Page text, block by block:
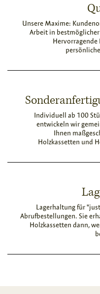
Unsere Maxime:
Arbeit in
Hervorragende
Individuell ab 100
entwickeln wir
Ihnen
Holzkassetten und
Lagerhaltung für
Abrufbestellungen. Sie
Holzkassetten dann,